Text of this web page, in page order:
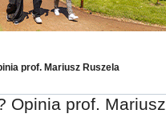
prof. Mariusz Ruszela
Opinia prof. Mariusz